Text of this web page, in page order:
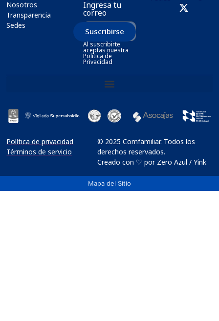
Nosotros
Transparencia
Sedes
Ingresa tu
correo
Suscribirse
Al suscribirte
aceptas nuestra
Política de
Privacidad
Política de privacidad
Términos de servicio
© 2025 Comfamiliar. Todos los
derechos reservados.
Creado con ♡ por Zero Azul / Yink
Mapa del Sitio